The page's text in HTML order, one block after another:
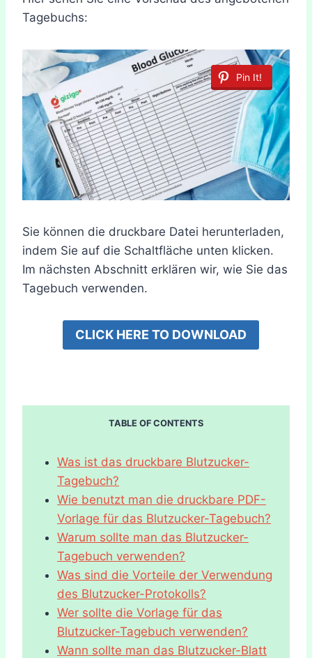
Tagebuchs:
Pin It!
Sie können die druckbare Datei herunterladen,
indem Sie auf die Schaltfläche unten klicken.
Im nächsten Abschnitt erklären wir, wie Sie das
Tagebuch verwenden.
CLICK HERE TO DOWNLOAD
TABLE OF CONTENTS
Was ist das druckbare Blutzucker-
Tagebuch?
Wie benutzt man die druckbare PDF-
Vorlage für das Blutzucker-Tagebuch?
Warum sollte man das Blutzucker-
Tagebuch verwenden?
Was sind die Vorteile der Verwendung
des Blutzucker-Protokolls?
Wer sollte die Vorlage für das
Blutzucker-Tagebuch verwenden?
Wann sollte man das Blutzucker-Blatt